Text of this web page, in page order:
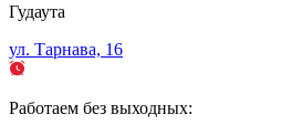
Гудаута
ул. Тарнава, 16
Работаем без выходных: